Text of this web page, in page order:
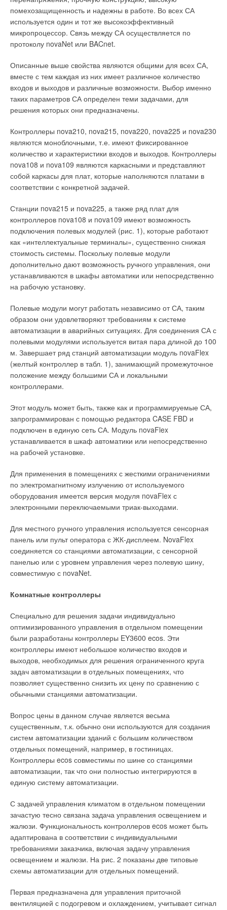
помехозащищенность и надежны в работе. Во всех СА
используется один и тот же высокоэффективный
микропроцессор. Связь между СА осуществляется по
протоколу novaNet или BACnet.
Описанные выше свойства являются общими для всех СА,
вместе с тем каждая из них имеет различное количество
входов и выходов и различные возможности. Выбор именно
таких параметров СА определен теми задачами, для
решения которых они предназначены.
Контроллеры nova210, nova215, nova220, nova225 и nova230
являются моноблочными, т.е. имеют фиксированное
количество и характеристики входов и выходов. Контроллеры
nova108 и nova109 являются каркасными и представляют
собой каркасы для плат, которые наполняются платами в
соответствии с конкретной задачей.
Станции nova215 и nova225, а также ряд плат для
контроллеров nova108 и nova109 имеют возможность
подключения полевых модулей (рис. 1), которые работают
как «интеллектуальные терминалы», существенно снижая
стоимость системы. Поскольку полевые модули
дополнительно дают возможность ручного управления, они
устанавливаются в шкафы автоматики или непосредственно
на рабочую установку.
Полевые модули могут работать независимо от СА, таким
образом они удовлетворяют требованиям к системе
автоматизации в аварийных ситуациях. Для соединения СА с
полевыми модулями используется витая пара длиной до 100
м. Завершает ряд станций автоматизации модуль novaFlex
(желтый контроллер в табл. 1), занимающий промежуточное
положение между большими СА и локальными
контроллерами.
Этот модуль может быть, также как и программируемые СА,
запрограммирован с помощью редактора CASE FBD и
подключен в единую сеть СА. Модуль novaFlex
устанавливается в шкаф автоматики или непосредственно
на рабочей установке.
Для применения в помещениях с жесткими ограничениями
по электромагнитному излучению от используемого
оборудования имеется версия модуля novaFlex с
электронными переключаемыми триак-выходами.
Для местного ручного управления используется сенсорная
панель или пульт оператора с ЖК-дисплеем. NovaFlex
соединяется со станциями автоматизации, с сенсорной
панелью или с уровнем управления через полевую шину,
совместимую с novaNet.
Комнатные контроллеры
Специально для решения задачи индивидуально
оптимизированного управления в отдельном помещении
были разработаны контроллеры EY3600 ecos. Эти
контроллеры имеют небольшое количество входов и
выходов, необходимых для решения ограниченного круга
задач автоматизации в отдельных помещениях, что
позволяет существенно снизить их цену по сравнению с
обычными станциями автоматизации.
Вопрос цены в данном случае является весьма
существенным, т.к. обычно они используются для создания
систем автоматизации зданий с большим количеством
отдельных помещений, например, в гостиницах.
Контроллеры ecos совместимы по шине со станциями
автоматизации, так что они полностью интегрируются в
единую систему автоматизации.
С задачей управления климатом в отдельном помещении
зачастую тесно связана задача управления освещением и
жалюзи. Функциональность контроллеров ecos может быть
адаптирована в соответствии с индивидуальными
требованиями заказчика, включая задачу управления
освещением и жалюзи. На рис. 2 показаны две типовые
схемы автоматизации для отдельных помещений.
Первая предназначена для управления приточной
вентиляцией с подогревом и охлаждением, учитывает сигнал
Добавить комментарий
Ваш E-mail *
Текст комментария
Маленькое количество конденсата, совершенная
цилиндрическая форма, кислостойкая сталь.
Абсолютная надежность, экологичность, безопасность в
эксплуатации и долговечность.
Возможность новой «вкладки» в уже существующий кирпичный
дымоход.
Установка в течение одного дня. Cборка любых сложных
Срок гарантии — 20 лет.
Выгодное соотношение цены и качества: импортные
материалы и технологии, российское производство при полном
соблюдении евростандарта.
Читайте по теме:
→ Об утилизации тепловых отходов
ЖУРНАЛ СОК ИЮНЬ 2026
→
Совершенствование отопительно-вентиляционных
систем коррекцией процессов регулирования
ЖУРНАЛ СОК ИЮНЬ 2026
панели при эксплуатации в действующей котельной
ЖУРНАЛ СОК ИЮНЬ 2026
→
Водонагреватель Royal Thermo Smalto Inverter:
интеллект, стиль и энергоэффективность
ЖУРНАЛ СОК ИЮНЬ 2026
→
RIFAR SUPReMO: высочайший стандарт надёжности в
мире приборов отопления
Уведомления отключены
Комментарии
В этой теме еще нет комментариев
Ваше имя *
Ваш E-mail *
подрядчика в недоумение, и он вынужден действовать на
свой страх и риск, чаще всего неправильно. Во-вторых,
открывают лазейки для различных махинаций с выбором
материала по принципу — «попроще и подешевле», лишь
трубе. Результат известен заранее: чуть теплая вода в кране
и обогревательном приборе, конденсат в системе
вентиляции и т.п.
Однако вернемся непосредственно к теплоизоляции и
1).
Проанализировав табл. 1, можно сделать следующие
выводы:
1. Для изолирования холодных объектов
холодного водоснабжения — целесообразно применять
материалы из каучука. К их достоинствам можно отнести
высокую способность к склеиванию, эластичность, высокое
сопротивление паропроницанию (m), хорошее поведение в
огне (как правило степень горючести Г1, т.е. материал
слабогорючий, самозатухающий, не распространяющий
пламени).
таких объектах мы вынуждены признать нецелесообразным,
поскольку полиэтиленовая изоляция не спасает от
образования конденсата. И хотя приходится слышать
мнение о том, что все дело в неграмотном монтаже, тем не
менее дело все-таки в особенностях самого материала.
Теплоизоляционные материалы из вспененного полиэтилена
любого производителя, как отечественного, так и
импортного, подвержены усадке. Качественные материалы
15%. Эффект усадки вкупе с посредственной способностью к
адгезии приводит к тому, что клеевые швы достаточно
быстро разойдутся и водяные пары смогут проникнуть внутрь
теплоизоляционного слоя. Поэтому некорректно говорить о
значении коэффициента сопротивления паропроницанию m
для самого материала может быть и не плохим, но для
системы теплоизоляции в целом его рассматривать нельзя.
Также для изолирования холодных объектов
высокой гигроскопичности и неудобства монтажа.
Необходимо помнить, что увеличение влаги в материале на
1% увеличивает его теплопроводность на 6%. Избежать
проникновения водяных паров можно с помощью прокладки
специальных защитных слоев, что удорожает систему
Отчасти низкая стоимость минеральной ваты компенсирует
ежегодно менять теплоизоляцию.
2. Для изолирования объектов с горячим носителем
вполне допустимо применение как минеральной ваты, так и
материалов из полиэтилена и синтетического каучука. Но и
здесь существует ряд нюансов, которые необходимо
учитывать при монтаже теплоизоляции. Для каждого типа
материалов существуют температурные пределы
150°С, а для минеральной ваты этот показатель достигает
700°С. Кроме того, необходимо отметить различную
стойкость к строительным материалам. Так, полиэтилен не
боится контакта со строительными смесями, что позволяет
использовать его при прокладке внутри строительных
конструкций, без использования защитного слоя.
Немаловажно также принимать во внимание долговечность,
горючести (полиэтилен — Г2, каучук — Г1, минеральная
вата — НГ).
3. Отдельно хотелось бы остановиться натеплоизоляции
систем воздуховодов. Хотя традиционно для этого
применяют минеральную вату или полиэтилен, все-таки
опыт показывает, что оптимальным решением является
остановимся на некоторых вопросах подробнее.